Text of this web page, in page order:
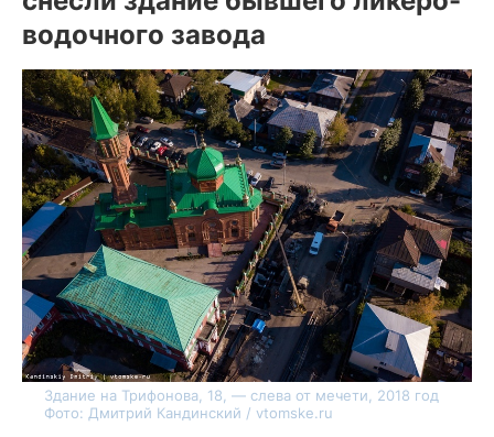
водочного завода
Здание на Трифонова, 18, — слева от мечети, 2018 год
Фото: Дмитрий Кандинский / vtomske.ru